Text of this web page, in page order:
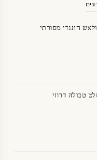
הונגרי מסורתי
טבולה דרוזי